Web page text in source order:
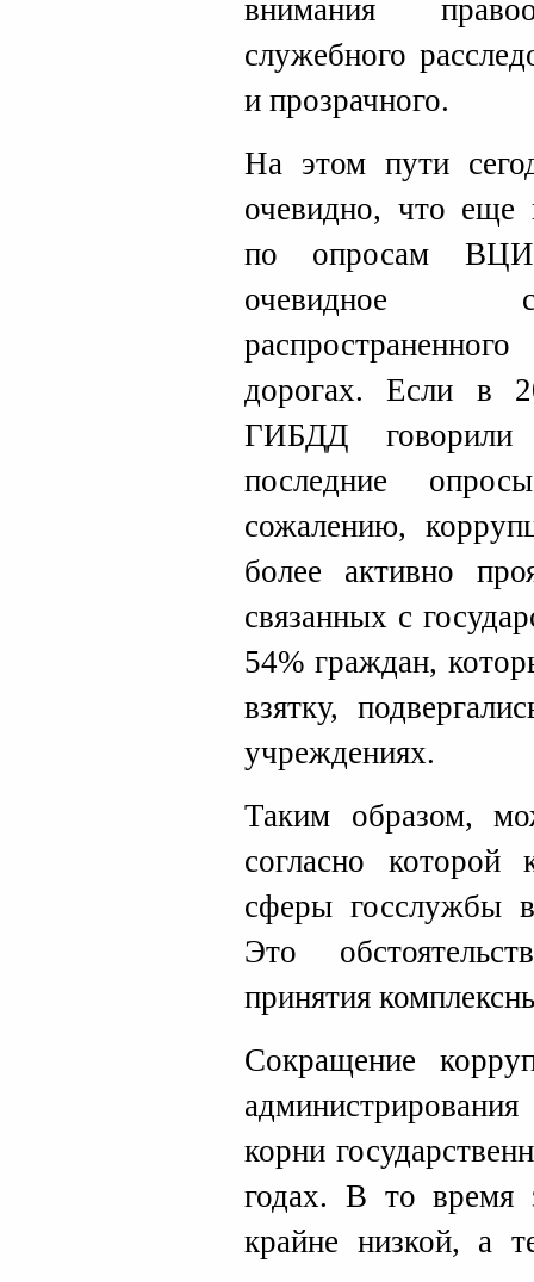
внимания
служебного
и прозрачного.
На этом пути
очевидно, что еще
по опросам
очевидное
дорогах. Если в
ГИБДД говорили
последние
сожалению,
более активно
связанных с
54% граждан,
взятку,
учреждениях.
Таким образом,
согласно которой
сферы госслужбы
Это
принятия
Сокращение
корни
годах. В то время
крайне низкой, а